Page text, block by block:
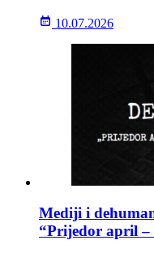
10.07.2026
Mediji i
“Prijedor april –